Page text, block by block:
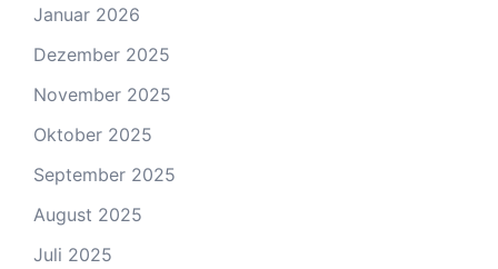
Januar 2026
Dezember 2025
November 2025
Oktober 2025
September 2025
August 2025
Juli 2025